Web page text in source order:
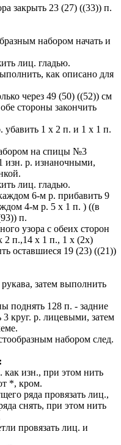
закрыть 23 (27) ((33)) п.
набором начать и
лиц. гладью.
как описано для
через 49 (50) ((52)) см
стороны закончить
1 х 2 п. и 1 х 1 п.
на спицы №3
изн. р. изнаночными,
лиц. гладью.
6-м р. прибавить 9
4-м р. 5 х 1 п. ) ((в
п.
узора с обеих сторон
2 п.,14 x 1 п., 1 x (2x)
оставшиеся 19 (23) ((21))
затем выполнить
поднять 128 п. - задние
3 круг. р. лицевыми, затем
набором след.
изн., при этом нить
*, кром.
ряда провязать лиц.,
снять, при этом нить
провязать лиц. и